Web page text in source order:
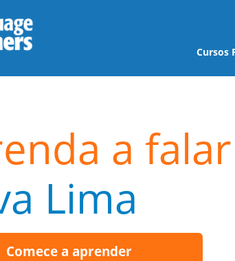
Cursos
a
Lima
Comece a aprender